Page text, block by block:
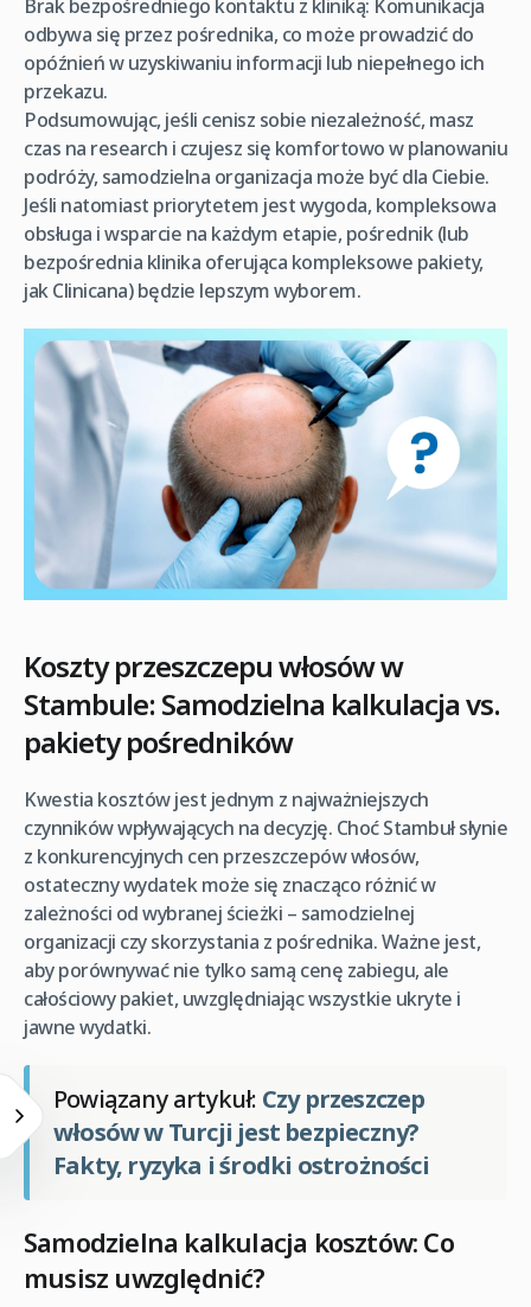
Brak bezpośredniego kontaktu z kliniką: Komunikacja
odbywa się przez pośrednika, co może prowadzić do
opóźnień w uzyskiwaniu informacji lub niepełnego ich
przekazu.
Podsumowując, jeśli cenisz sobie niezależność, masz
czas na research i czujesz się komfortowo w planowaniu
podróży, samodzielna organizacja może być dla Ciebie.
Jeśli natomiast priorytetem jest wygoda, kompleksowa
obsługa i wsparcie na każdym etapie, pośrednik (lub
bezpośrednia klinika oferująca kompleksowe pakiety,
jak Clinicana) będzie lepszym wyborem.
Koszty przeszczepu włosów w
Stambule: Samodzielna kalkulacja vs.
pakiety pośredników
Kwestia kosztów jest jednym z najważniejszych
czynników wpływających na decyzję. Choć Stambuł słynie
z konkurencyjnych cen przeszczepów włosów,
ostateczny wydatek może się znacząco różnić w
zależności od wybranej ścieżki – samodzielnej
organizacji czy skorzystania z pośrednika. Ważne jest,
aby porównywać nie tylko samą cenę zabiegu, ale
całościowy pakiet, uwzględniając wszystkie ukryte i
jawne wydatki.
Powiązany artykuł: Czy przeszczep
włosów w Turcji jest bezpieczny?
Fakty, ryzyka i środki ostrożności
Samodzielna kalkulacja kosztów: Co
musisz uwzględnić?